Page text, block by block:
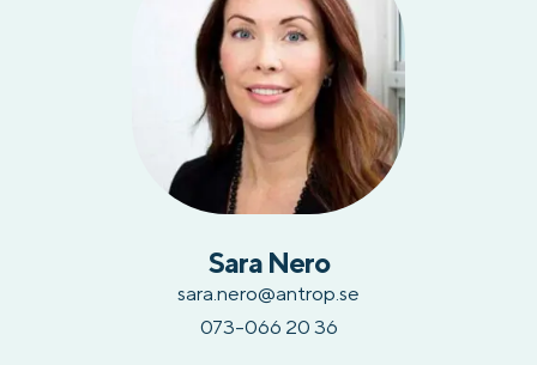
Sara Nero
sara.nero@antrop.se
073-066 20 36